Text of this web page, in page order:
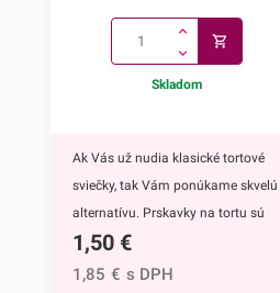
Skladom
Ak Vás už nudia klasické tortové
sviečky, tak Vám ponúkame skvelú
alternatívu. Prskavky na tortu sú
mimoriadne efektným doplnkom
nielen na torty, ale môžete ich
1,50 €
1,85 € s DPH